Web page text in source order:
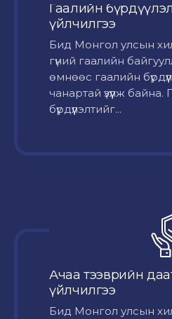
Гаалийн
үйлчилгээ
Бид Монгол улсын
гүний гаалийн
өмнөөс гаалийн
чанартай үзүүлж байна.
бүрдүүлэлтийг...
Ачаа тээврийн
үйлчилгээ
Бид Монгол улсын